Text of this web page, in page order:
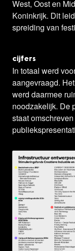
West, Oost en
Koninkrijk. Dit
spreiding van
cijfers
In totaal werd
aangevraagd.
werd daarmee
noodzakelijk. De
staat